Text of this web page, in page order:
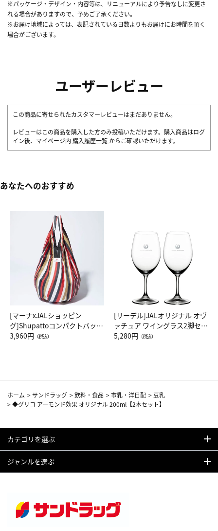
※パッケージ・デザイン・内容等は、リニューアルにより予告なしに変更さ
れる場合がありますので、予めご了承ください。
※お届け地域によっては、表記されている日数よりもお届けにお時間を頂く
場合がございます。
ユーザーレビュー
この商品に寄せられたカスタマーレビューはまだありません。
レビューはこの商品を購入した方のみ投稿いただけます。購入商品はログ
イン後、マイページ内 購入履歴一覧 からご確認いただけます。
あなたへのおすすめ
[マーナxJALショッピン
グ]Shupattoコンパクトバッグ
Drop JAL客室乗務員（LC）ス
3,960円 （税込）
[リーデル]JALオリジナル オヴ
ァチュア ワイングラス2脚セッ
ト（レッドワイン）
5,280円 （税込）
ホーム >サンドラッグ >飲料・食品 >市乳・洋日配 >豆乳
>◆グリコ アーモンド効果 オリジナル 200ml【2本セット】
カテゴリを選ぶ
ジャンルを選ぶ